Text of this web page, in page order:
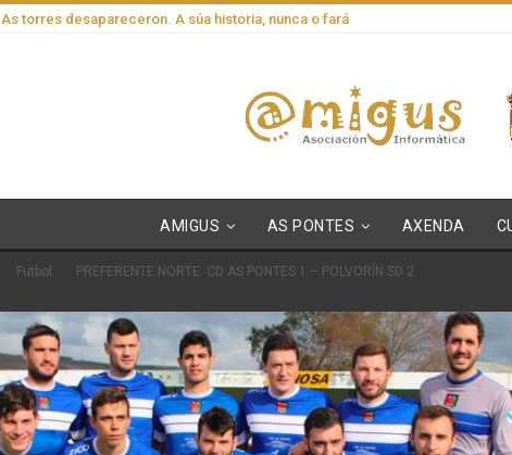
As torres desapareceron. A súa historia, nunca o fará
AMIGUS AS PONTES AXENDA
Futbol PREFERENTE NORTE. CD AS PONTES 1 – POLVORÍN SD 2